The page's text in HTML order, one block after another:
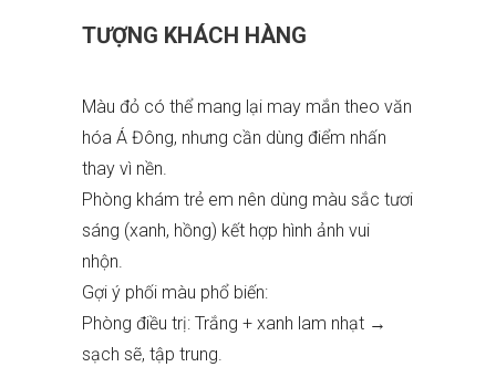
TƯỢNG KHÁCH HÀNG
Màu đỏ có thể mang lại may mắn theo văn
hóa Á Đông, nhưng cần dùng điểm nhấn
thay vì nền.
Phòng khám trẻ em nên dùng màu sắc tươi
sáng (xanh, hồng) kết hợp hình ảnh vui
nhộn.
Gợi ý phối màu phổ biến:
Phòng điều trị: Trắng + xanh lam nhạt →
sạch sẽ, tập trung.